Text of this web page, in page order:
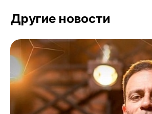
Другие новости